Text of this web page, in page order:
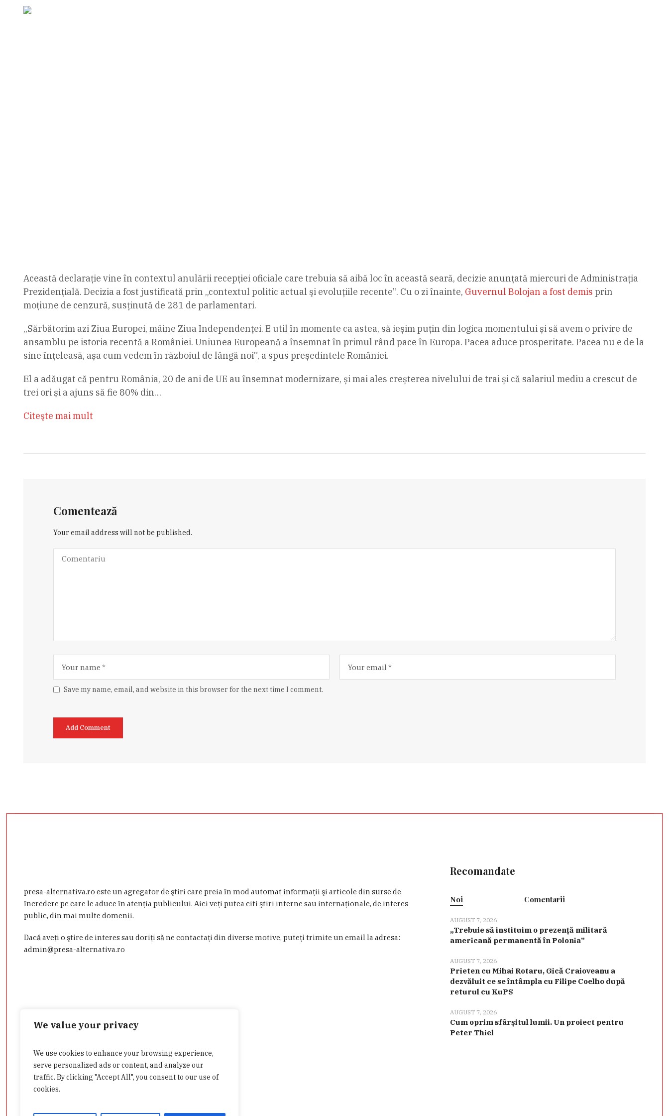
We value your privacy
We use cookies to enhance your browsing experience,
serve personalized ads or content, and analyze our
traffic. By clicking "Accept All", you consent to our use of
cookies.
Această declarație vine în contextul anulării recepției oficiale care trebuia să aibă loc în această seară, decizie anunțată miercuri de Administrația
Prezidențială. Decizia a fost justificată prin „contextul politic actual şi evoluţiile recente”. Cu o zi înainte, Guvernul Bolojan a fost demis prin
moțiune de cenzură, susținută de 281 de parlamentari.
„Sărbătorim azi Ziua Europei, mâine Ziua Independenței. E util în momente ca astea, să ieșim puțin din logica momentului și să avem o privire de
ansamblu pe istoria recentă a României. Uniunea Europeană a însemnat în primul rând pace în Europa. Pacea aduce prosperitate. Pacea nu e de la
sine înțeleasă, așa cum vedem în războiul de lângă noi”, a spus președintele României.
El a adăugat că pentru România, 20 de ani de UE au însemnat modernizare, și mai ales creșterea nivelului de trai și că salariul mediu a crescut de
trei ori și a ajuns să fie 80% din…
Citeşte mai mult
Comentează
Your email address will not be published.
Save my name, email, and website in this browser for the next time I comment.
presa-alternativa.ro este un agregator de ştiri care preia în mod automat informaţii şi articole din surse de
încredere pe care le aduce în atenţia publicului. Aici veţi putea citi ştiri interne sau internaţionale, de interes
public, din mai multe domenii.
Dacă aveţi o ştire de interes sau doriţi să ne contactaţi din diverse motive, puteţi trimite un email la adresa:
admin@presa-alternativa.ro
Recomandate
Noi Comentarii
AUGUST 7, 2026
„Trebuie să instituim o prezență militară
americană permanentă în Polonia”
AUGUST 7, 2026
Prieten cu Mihai Rotaru, Gică Craioveanu a
dezvăluit ce se întâmpla cu Filipe Coelho după
returul cu KuPS
AUGUST 7, 2026
Cum oprim sfârșitul lumii. Un proiect pentru
Peter Thiel
Categorii